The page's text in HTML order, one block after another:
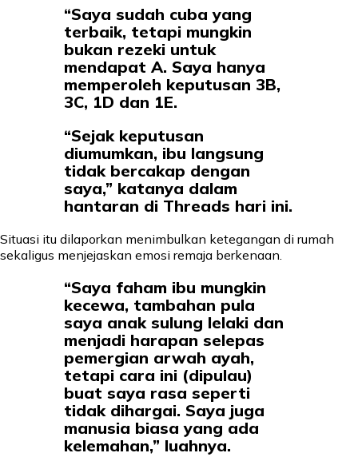
“Saya sudah cuba yang
terbaik, tetapi mungkin
bukan rezeki untuk
mendapat A. Saya hanya
memperoleh keputusan 3B,
3C, 1D dan 1E.
“Sejak keputusan
diumumkan, ibu langsung
tidak bercakap dengan
saya,” katanya dalam
hantaran di Threads hari ini.
Situasi itu dilaporkan menimbulkan ketegangan di rumah
sekaligus menjejaskan emosi remaja berkenaan.
“Saya faham ibu mungkin
kecewa, tambahan pula
saya anak sulung lelaki dan
menjadi harapan selepas
pemergian arwah ayah,
tetapi cara ini (dipulau)
buat saya rasa seperti
tidak dihargai. Saya juga
manusia biasa yang ada
kelemahan,” luahnya.